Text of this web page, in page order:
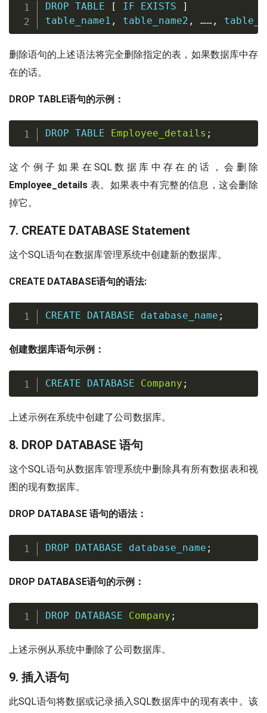
DROP TABLE [ IF EXISTS
]
table_name1 , table_name2 , …… ,
删除语句的上述语法将完全删除指定的表，如果数据库中存
在的话。
DROP TABLE语句的示例：
DROP TABLE Employee_details ;
这个例子如果在SQL数据库中存在的话，会删除
Employee_details 表。如果表中有完整的信息，这会删除
掉它。
7. CREATE DATABASE Statement
这个SQL语句在数据库管理系统中创建新的数据库。
CREATE DATABASE语句的语法:
CREATE DATABASE database_name ;
创建数据库语句示例：
CREATE DATABASE Company ;
上述示例在系统中创建了公司数据库。
8. DROP DATABASE 语句
这个SQL语句从数据库管理系统中删除具有所有数据表和视
图的现有数据库。
DROP DATABASE 语句的语法：
DROP DATABASE database_name ;
DROP DATABASE语句的示例：
DROP DATABASE Company ;
上述示例从系统中删除了公司数据库。
9. 插入语句
此SQL语句将数据或记录插入SQL数据库中的现有表中。该